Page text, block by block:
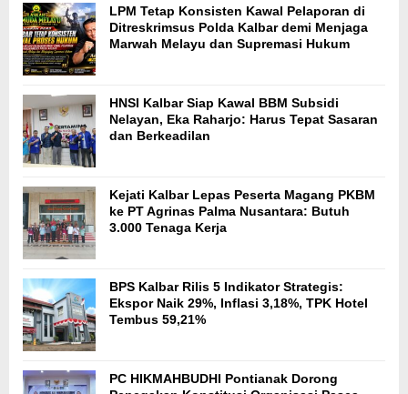
LPM Tetap Konsisten Kawal Pelaporan di
Ditreskrimsus Polda Kalbar demi Menjaga
Marwah Melayu dan Supremasi Hukum
HNSI Kalbar Siap Kawal BBM Subsidi
Nelayan, Eka Raharjo: Harus Tepat Sasaran
dan Berkeadilan
Kejati Kalbar Lepas Peserta Magang PKBM
ke PT Agrinas Palma Nusantara: Butuh
3.000 Tenaga Kerja
BPS Kalbar Rilis 5 Indikator Strategis:
Ekspor Naik 29%, Inflasi 3,18%, TPK Hotel
Tembus 59,21%
PC HIKMAHBUDHI Pontianak Dorong